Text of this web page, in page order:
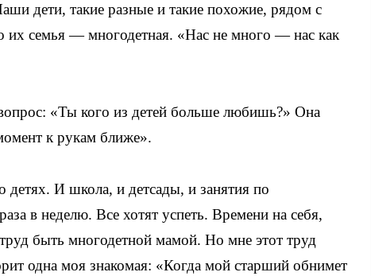
такие разные и такие похожие, рядом с
их семья — многодетная. «Нас не много — нас как
«Ты кого из детей больше любишь?» Она
к рукам ближе».
И школа, и детсады, и занятия по
в неделю. Все хотят успеть. Времени на себя,
быть многодетной мамой. Но мне этот труд
моя знакомая: «Когда мой старший обнимет